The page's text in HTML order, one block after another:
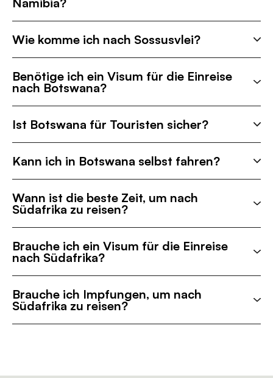
Wie komme ich nach Sossusvlei?
Benötige ich ein Visum für die Einreise
nach Botswana?
Ist Botswana für Touristen sicher?
Kann ich in Botswana selbst fahren?
Wann ist die beste Zeit, um nach
Südafrika zu reisen?
Brauche ich ein Visum für die Einreise
nach Südafrika?
Brauche ich Impfungen, um nach
Südafrika zu reisen?